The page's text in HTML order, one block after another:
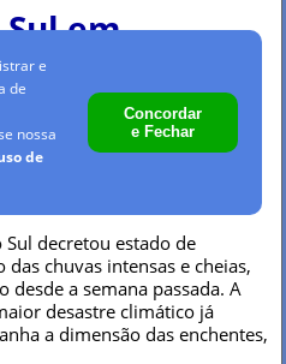
em
tem
climática
decretou estado de
chuvas intensas e cheias,
desde a semana passada. A
desastre climático já
a dimensão das enchentes,
e
de
nossa
de
Concordar
e Fechar